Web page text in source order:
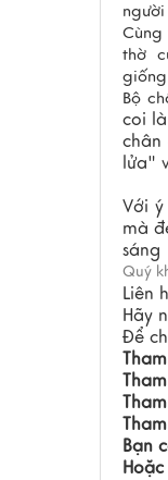
thờ
Bộ
coi
chân
lửa"
Với
mà
sáng
Quý
Liên
Hãy
Để
Bạn